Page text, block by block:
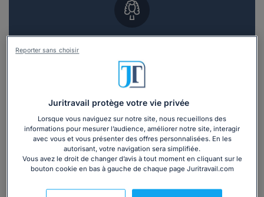
Recevoir des devis d'avocats
Vous souhaitez une consultation par
Juritravail protège votre vie privée
Lorsque vous naviguez sur notre site, nous recueillons des
informations pour mesurer l’audience, améliorer notre site, interagir
avec vous et vous présenter des offres personnalisées. En les
autorisant, votre navigation sera simplifiée.
Vous avez le droit de changer d’avis à tout moment en cliquant sur le
bouton cookie en bas à gauche de chaque page Juritravail.com
Reporter sans choisir